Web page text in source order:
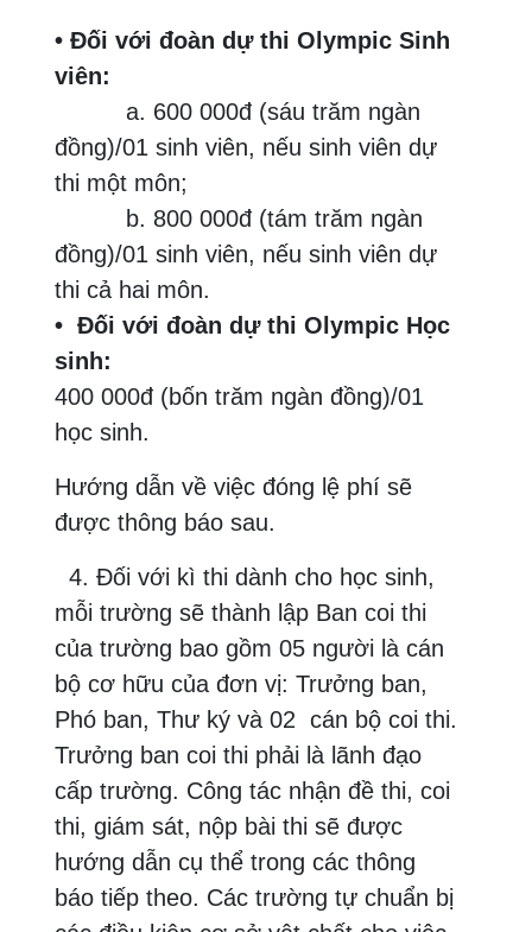
• Đối với đoàn dự thi Olympic Sinh
viên:
a. 600 000đ (sáu trăm ngàn
đồng)/01 sinh viên, nếu sinh viên dự
thi một môn;
b. 800 000đ (tám trăm ngàn
đồng)/01 sinh viên, nếu sinh viên dự
thi cả hai môn.
• Đối với đoàn dự thi Olympic Học
sinh:
400 000đ (bốn trăm ngàn đồng)/01
học sinh.
Hướng dẫn về việc đóng lệ phí sẽ
được thông báo sau.
4. Đối với kì thi dành cho học sinh,
mỗi trường sẽ thành lập Ban coi thi
của trường bao gồm 05 người là cán
bộ cơ hữu của đơn vị: Trưởng ban,
Phó ban, Thư ký và 02 cán bộ coi thi.
Trưởng ban coi thi phải là lãnh đạo
cấp trường. Công tác nhận đề thi, coi
thi, giám sát, nộp bài thi sẽ được
hướng dẫn cụ thể trong các thông
báo tiếp theo. Các trường tự chuẩn bị